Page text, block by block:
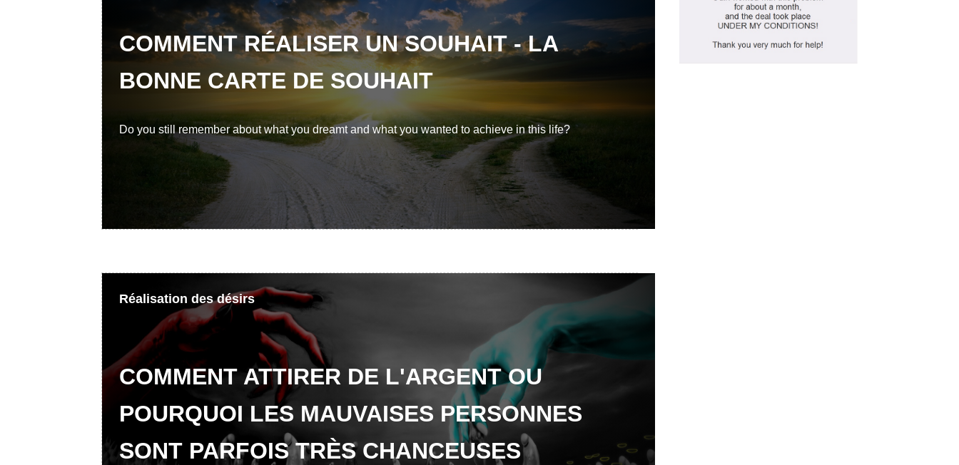
COMMENT RÉALISER UN SOUHAIT - LA
BONNE CARTE DE SOUHAIT
Do you still remember about what you dreamt and what you wanted to achieve in this life?
Réalisation des désirs
COMMENT ATTIRER DE L'ARGENT OU
POURQUOI LES MAUVAISES PERSONNES
SONT PARFOIS TRÈS CHANCEUSES